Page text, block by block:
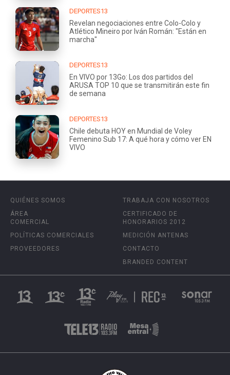
DEPORTES13
Revelan negociaciones entre Colo-Colo y
Atlético Mineiro por Iván Román: "Están en
marcha"
DEPORTES13
En VIVO por 13Go: Los dos partidos del
ARUSA TOP 10 que se transmitirán este fin
de semana
DEPORTES13
Chile debuta HOY en Mundial de Voley
Femenino Sub 17: A qué hora y cómo ver EN
VIVO
QUIÉNES SOMOS
ÁREA
COMERCIAL
POLÍTICAS COMERCIALES
PROVEEDORES
TRABAJA CON NOSOTROS
CERTIFICADO DE
HONORARIOS 2012
MEDICIÓN ANTENAS
CONTACTO
BRANDED CONTENT